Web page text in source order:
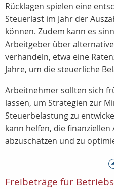
Rücklagen spielen eine
Steuerlast im Jahr der
können. Zudem kann es
Arbeitgeber über
verhandeln, etwa eine
Jahre, um die steuerliche
Arbeitnehmer sollten sich
lassen, um Strategien zur
Steuerbelastung zu
kann helfen, die
abzuschätzen und zu
Freibeträge für